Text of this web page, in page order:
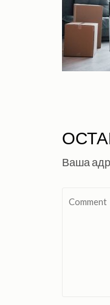
Ваша
Comment